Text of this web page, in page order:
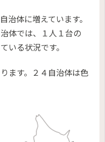
治体に増えています。
体では、１人１台の
いる状況です。
ます。２４自治体は色